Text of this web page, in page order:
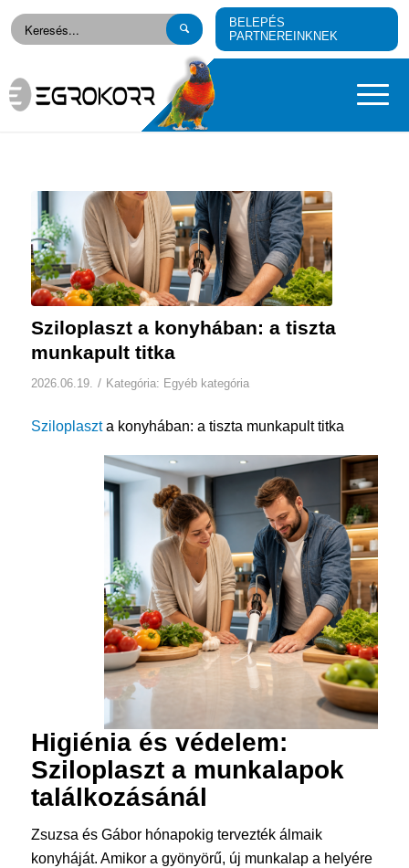
BELEPÉS
PARTNEREINKNEK
Sziloplaszt a konyhában: a tiszta
munkapult titka
2026.06.19. / Kategória: Egyéb kategória
Sziloplaszta konyhában: a tiszta munkapult titka
Higiénia és védelem:
Sziloplaszt a munkalapok
találkozásánál
Zsuzsa és Gábor hónapokig tervezték álmaik
konyháját. Amikor a gyönyörű, új munkalap a helyére